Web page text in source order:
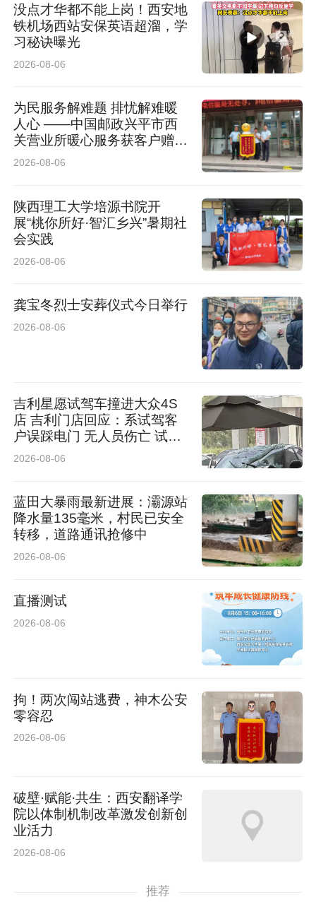
没点才华都不能上岗！西安地
铁机场西站安保英语超溜，学
习秘诀曝光
2026-08-06
为民服务解难题 排忧解难暖
人心 ——中国邮政兴平市西
关营业所暖心服务获客户赠送
锦旗
2026-08-06
陕西理工大学培源书院开
展“桃你所好·智汇乡兴”暑期社
会实践
2026-08-06
龚宝冬烈士安葬仪式今日举行
2026-08-06
吉利星愿试驾车撞进大众4S
店 吉利门店回应：系试驾客
户误踩电门 无人员伤亡 试驾
车有全额保险
2026-08-06
蓝田大暴雨最新进展：灞源站
降水量135毫米，村民已安全
转移，道路通讯抢修中
2026-08-06
直播测试
2026-08-06
拘！两次闯站逃费，神木公安
零容忍
2026-08-06
破壁·赋能·共生：西安翻译学
院以体制机制改革激发创新创
业活力
2026-08-06
推荐